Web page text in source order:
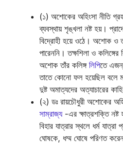
(১) অশোকের অহিংসা নীতি
ব্যবস্থায় শৃঙ্খলা নষ্ট হয়।
বিদ্রোহী হয়ে ওঠে। অশোক ও
পারেননি। তক্ষশিলা ও
অশোক তাঁর কলিঙ্গ লিপিতে
তাতে কোনো ফল হয়েছিল বলে
দুষ্ট অমাত্যদের অত্যাচারের
(২) ডঃ রায়চৌধুরী অশোকের
সাম্রাজ্য-এর ক্ষাত্রশক্তি নষ্ট
বিহার যাত্রার স্থলে ধর্ম যাত্রা
ঘোষকে, ধম্ম ঘোষে পরিণত